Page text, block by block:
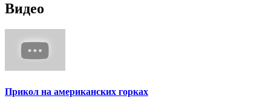
Видео
Прикол на американских горках